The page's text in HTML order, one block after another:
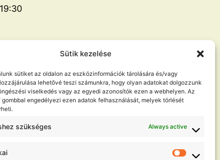
Sütik kezelése
sütiket az oldalon az eszközinformációk tárolására és/vagy
lehetővé teszi számunkra, hogy olyan adatokat dolgozzunk
viselkedés vagy az egyedi azonosítók ezen a webhelyen. Az
gombbal engedélyezi ezen adatok felhasználását, melyek törlését
szükséges Always active
Keresés